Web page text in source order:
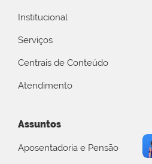
Institucional
Serviços
Centrais de Conteúdo
Atendimento
Assuntos
Aposentadoria e Pensão